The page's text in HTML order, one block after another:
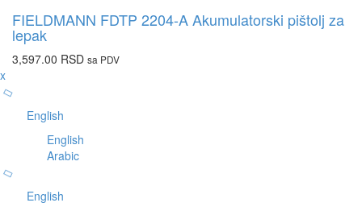
FIELDMANN FDTP 2204-A Akumulatorski pištolj za
lepak
3,597.00 RSD sa PDV
x
English
English
Arabic
English